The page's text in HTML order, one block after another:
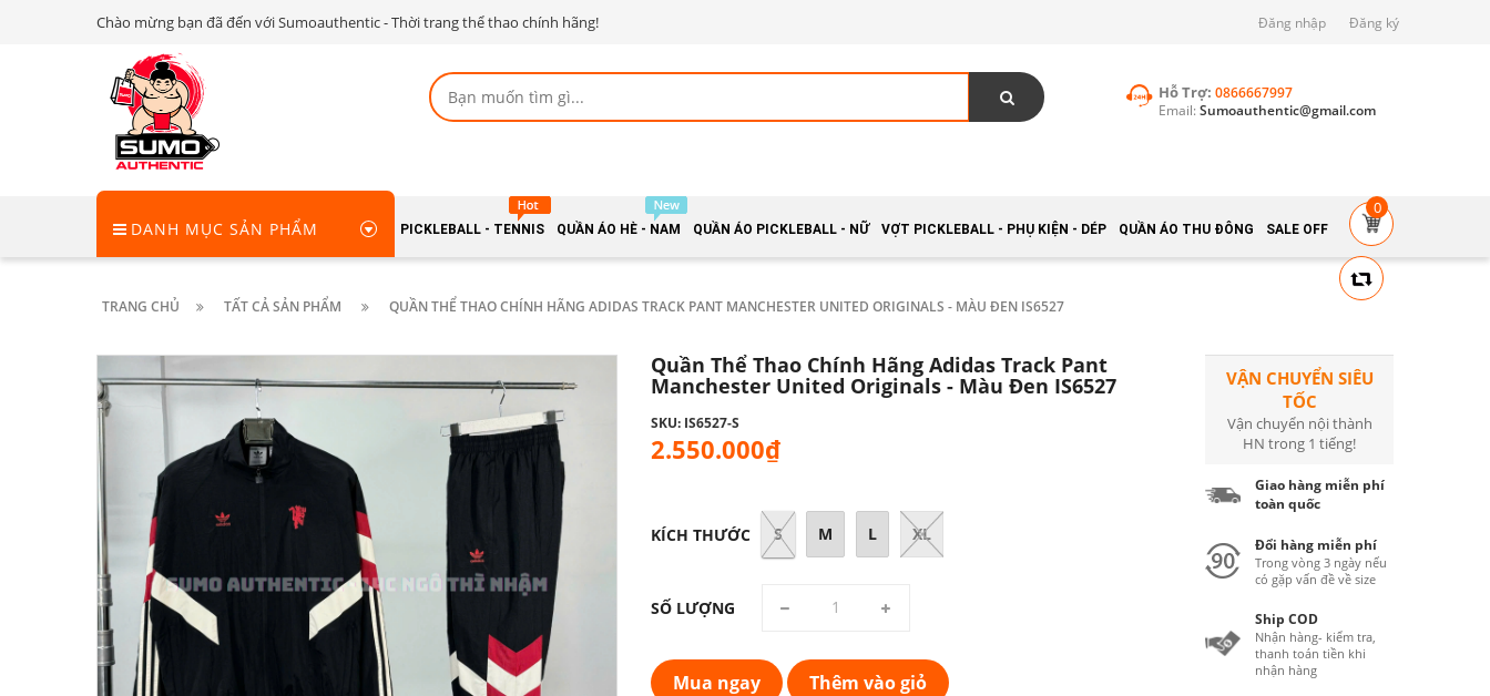
Chào mừng bạn đã đến với Sumoauthentic - Thời trang thể thao chính hãng! Đăng nhập Đăng ký
Hỗ Trợ: 0866667997
Email: Sumoauthentic@gmail.com
DANH MỤC SẢN PHẨM PICKLEBALL - TENNIS QUẦN ÁO HÈ - NAM QUẦN ÁO PICKLEBALL - NỮ VỢT PICKLEBALL - PHỤ KIỆN - DÉP QUẦN ÁO THU ĐÔNG SALE OFF
0
TRANG CHỦ TẤT CẢ SẢN PHẨM QUẦN THỂ THAO CHÍNH HÃNG ADIDAS TRACK PANT MANCHESTER UNITED ORIGINALS - MÀU ĐEN IS6527
Quần Thể Thao Chính Hãng Adidas Track Pant
Manchester United Originals - Màu Đen IS6527
SKU: IS6527-S
2.550.000₫
KÍCH THƯỚC S M L XL
SỐ LƯỢNG
Mua ngay Thêm vào giỏ
VẬN CHUYỂN SIÊU
TỐC
Vận chuyển nội thành
HN trong 1 tiếng!
Giao hàng miễn phí
toàn quốc
Đổi hàng miễn phí
Trong vòng 3 ngày nếu
có gặp vấn đề về size
Ship COD
Nhận hàng- kiểm tra,
thanh toán tiền khi
nhận hàng